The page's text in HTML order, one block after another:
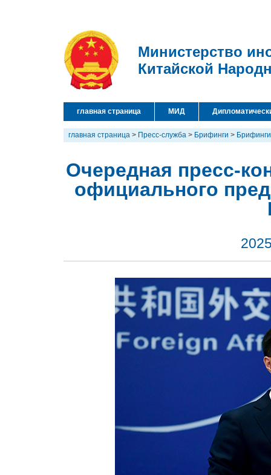
Министерство
Китайской
главная страница МИД
главная страница > Пресс-служба > Брифинги > Брифинги
Очередная пресс-
официального